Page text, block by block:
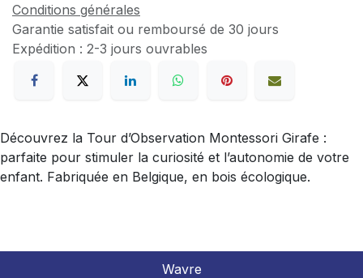
Conditions générales
Garantie satisfait ou remboursé de 30 jours
Expédition : 2-3 jours ouvrables
Découvrez la Tour d’Observation Montessori Girafe :
parfaite pour stimuler la curiosité et l’autonomie de votre
enfant. Fabriquée en Belgique, en bois écologique.
Wavre